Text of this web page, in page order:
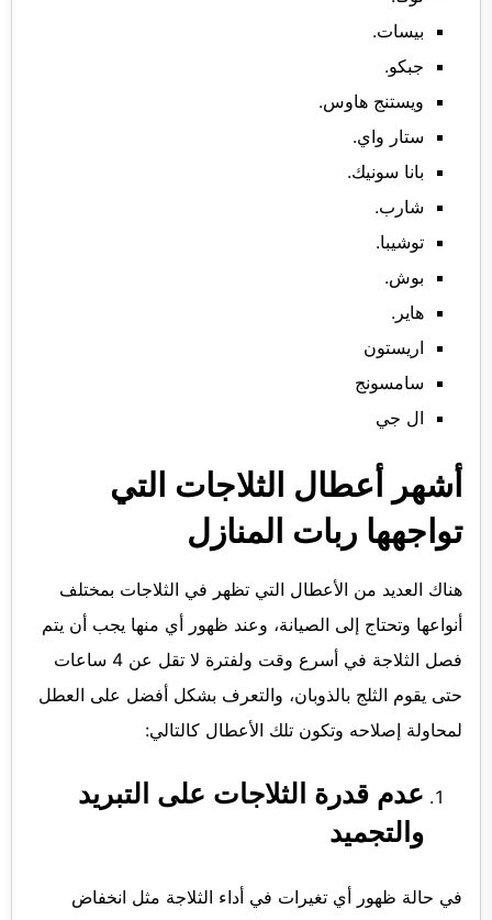
بيسات.
جبكو.
ويستنج هاوس.
ستار واي.
بانا سونيك.
شارب.
توشيبا.
بوش.
هاير.
اريستون
سامسونج
ال جي
أشهر أعطال الثلاجات التي
تواجهها ربات المنازل ‏ ‏
هناك العديد من الأعطال التي تظهر في الثلاجات بمختلف
أنواعها وتحتاج إلى الصيانة، وعند ظهور أي منها يجب أن يتم
فصل الثلاجة في أسرع وقت ولفترة لا تقل عن 4 ساعات
حتى يقوم الثلج بالذوبان، والتعرف بشكل أفضل على العطل
لمحاولة إصلاحه وتكون تلك الأعطال كالتالي:
عدم قدرة الثلاجات على التبريد
والتجميد
في حالة ظهور أي تغيرات في أداء الثلاجة مثل انخفاض